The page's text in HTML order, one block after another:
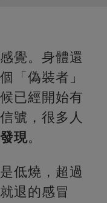
覺。身體還
「偽裝者」
已經開始有
號，很多人
現。
低燒，超過
退的感冒